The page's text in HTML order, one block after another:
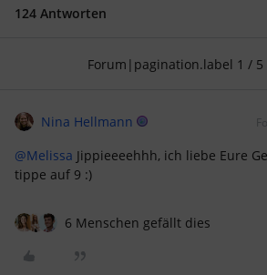
124 Antworten
Forum|pagination.label 1 / 5
Nina Hellmann
@Melissa Jippieeeehhh, ich liebe Eure
tippe auf 9 :)
6 Menschen gefällt dies